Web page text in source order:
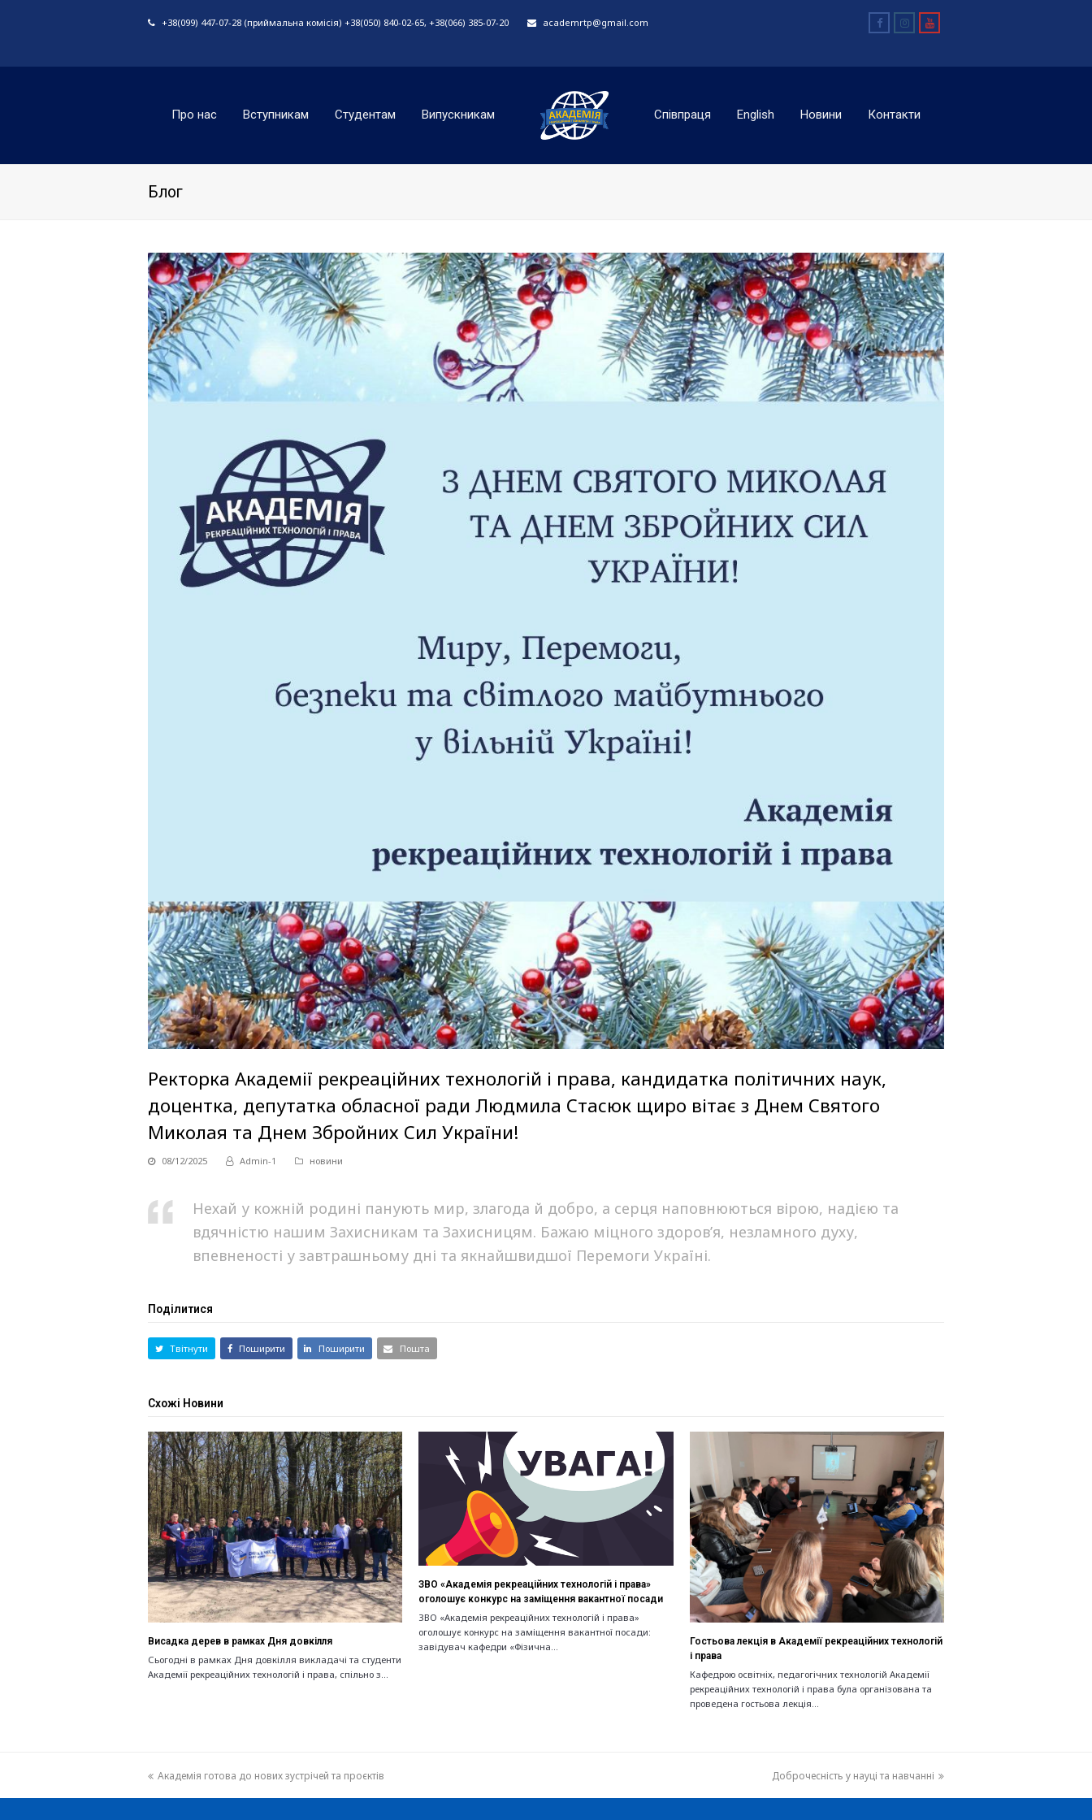
+38(099) 447-07-28 (приймальна комісія) +38(050) 840-02-65, +38(066) 385-07-20 academrtp@gmail.com FacebookInstagramYoutube
Про нас Вступникам Студентам Випускникам Співпраця English Новини Контакти
Блог
Ректорка Академії рекреаційних технологій і права, кандидатка політичних наук,
доцентка, депутатка обласної ради Людмила Стасюк щиро вітає з Днем Святого
Миколая та Днем Збройних Сил України!
08/12/2025 Admin-1 новини
Нехай у кожній родині панують мир, злагода й добро, а серця наповнюються вірою, надією та
вдячністю нашим Захисникам та Захисницям. Бажаю міцного здоров’я, незламного духу,
впевненості у завтрашньому дні та якнайшвидшої Перемоги Україні.
Поділитися
Твітнути Поширити Поширити Пошта
Схожі Новини
Висадка дерев в рамках Дня довкілля
Сьогодні в рамках Дня довкілля викладачі та студенти
Академії рекреаційних технологій і права, спільно з…
ЗВО «Академія рекреаційних технологій і права»
оголошує конкурс на заміщення вакантної посади
ЗВО «Академія рекреаційних технологій і права»
оголошує конкурс на заміщення вакантної посади:
завідувач кафедри «Фізична…
Гостьова лекція в Академії рекреаційних технологій
і права
Кафедрою освітніх, педагогічних технологій Академії
рекреаційних технологій і права була організована та
проведена гостьова лекція…
previous
Академія готова до нових зустрічей та проєктів
next
Доброчесність у науці та навчанні